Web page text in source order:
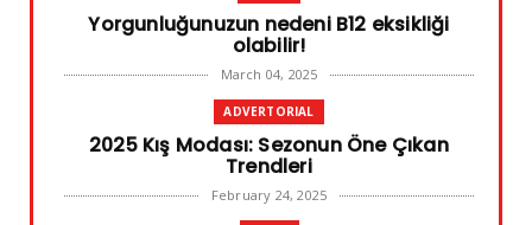
Yorgunluğunuzun nedeni B12 eksikliği
olabilir!
March 04, 2025
ADVERTORIAL
2025 Kış Modası: Sezonun Öne Çıkan
Trendleri
February 24, 2025